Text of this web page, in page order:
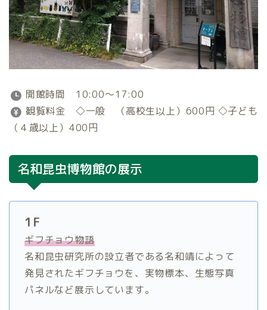
開館時間 10:00～17:00
観覧料金 ◇一般 （高校生以上）600円 ◇子ども
（４歳以上）400円
名和昆虫博物館の展示
1F
ギフチョウ物語
名和昆虫研究所の設立者である名和靖によって
発見されたギフチョウを、実物標本、生態写真
パネルなど展示しています。